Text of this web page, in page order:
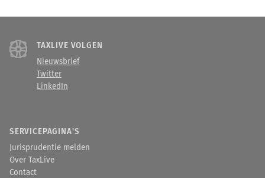
TAXLIVE VOLGEN
Nieuwsbrief
Twitter
LinkedIn
SERVICEPAGINA'S
Jurisprudentie melden
Over TaxLive
Contact